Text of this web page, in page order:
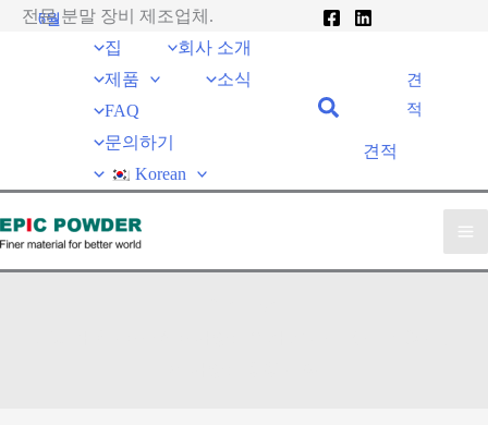
기
전문 분말 장비 제조업체.
집
회사 소개
제품
소식
FAQ
문의하기
Korean
견
적
견적
6월
7월